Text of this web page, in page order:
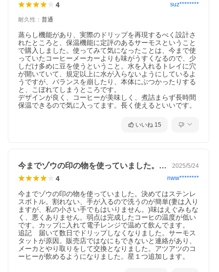
4 suz********
耐久性 ： 普通
蒸らし機能があり、実際のドリップを再現するべく設計さ
れたところと、保温機能に定評のあるサーモスということ
で購入しました。使ってみて気になったことは、今まで使
っていたコーヒーメーカーよりも味がうすくなるので、少
しだけ多めに豆を使うということ。水を入れるトレイに穴
が開いていて、規定以上に水が入らないようにしているよ
うですが、バランスを崩したり、本体にぶつかったりする
と、こぼれてしまうところです。
デザインが良く、コーヒーが美味しく、煮詰まらず長時間
保温できるので気に入ってます。長く使えるといいです。
いいね 15
今までゾウの印の物を使っていました。決… 2025/5/24
4 nww********
今までゾウの印の物を使っていました。決めてはステンレ
スボトル。割れない、手が入るので洗うのが簡単(妻は入り
ますが、私の小さい手でもはいりません。)味はえぐみもな
く、悪くありません。弱点は完成したコーヒの温度が低い
です。カップに入れて電子レンジで温めて飲んでます。
追記　届いて数日でドリップしなくなりました。サーモス
タットが原因。販売店ではなにもできないと連絡があり、
メーカとやり取りをして交換となりました。アツアツのコ
ーヒーが飲めるようになりました。星１つ追加します。